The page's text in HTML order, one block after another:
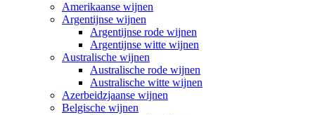
Amerikaanse wijnen
Argentijnse wijnen
Argentijnse rode wijnen
Argentijnse witte wijnen
Australische wijnen
Australische rode wijnen
Australische witte wijnen
Azerbeidzjaanse wijnen
Belgische wijnen